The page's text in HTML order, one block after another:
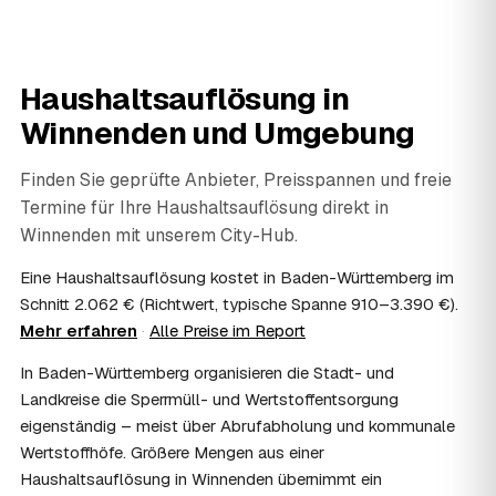
ohne Aufsehen, unauffällige Fahrzeuge sind möglich und
persönliche Gegenstände werden respektvoll behandelt.
Gerade nach einem Trauerfall in Winnenden bleibt alles
07 Ist die Haushaltsauflösung im Nachlass
steuerlich absetzbar?
Häufig ja: Im Nachlass können die Kosten einer
Erbschaftsteuer mindern, bei vermieteten Objekten teils
als Werbungskosten. Sie erhalten eine ordentliche
Rechnung als Beleg. Verbindlich klärt das Ihr
08 Muss ich als Erbe in Winnenden vor Ort
anwesend sein?
Nein, Sie müssen nicht durchgängig anwesend sein. Viele
Erben übergeben in Winnenden nur die Schlüssel und
lassen sich per Fotos auf dem Laufenden halten. Eine
Haushaltsauflösung in
Winnendenund Umgebung
Finden Sie geprüfte Anbieter, Preisspannen und freie
Termine für Ihre Haushaltsauflösung direkt in
Winnenden mit unserem City-Hub.
Eine Haushaltsauflösung kostet in Baden-Württemberg im
Schnitt 2.062 € (Richtwert, typische Spanne 910–3.390 €).
Mehr erfahren · Alle Preise im Report
In Baden-Württemberg organisieren die Stadt- und
Landkreise die Sperrmüll- und Wertstoffentsorgung
eigenständig – meist über Abrufabholung und kommunale
Wertstoffhöfe. Größere Mengen aus einer
Haushaltsauflösung in Winnenden übernimmt ein